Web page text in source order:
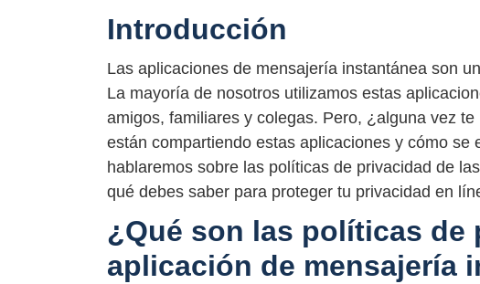
Introducción
Las aplicaciones de mensajería instantánea son
La mayoría de nosotros utilizamos estas
amigos, familiares y colegas. Pero, ¿alguna vez
están compartiendo estas aplicaciones y cómo se
hablaremos sobre las políticas de privacidad de
qué debes saber para proteger tu privacidad en
¿Qué son las políticas de
aplicación de mensajería